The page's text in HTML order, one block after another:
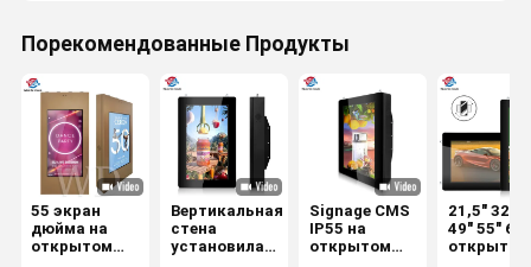
Порекомендованные Продукты
55 экран
дюйма на
открытом
Вертикальная
стена
установила
Signage CMS
IP55 на
открытом
21,5" 32"
49" 55"
открытом